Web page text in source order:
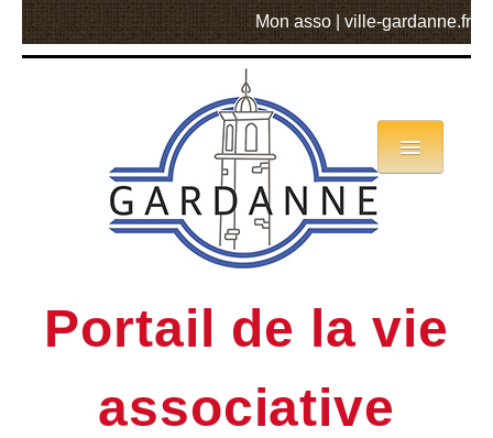
Mon asso ville-gardanne.fr
Portail de la vie
associative
Annuaire
Actualités
MVA